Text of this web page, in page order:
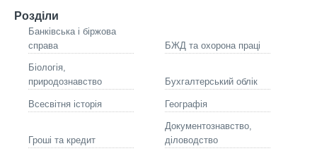
Розділи
Банківська і біржова
справа
БЖД та охорона праці
Біологія,
природознавство
Бухгалтерський облік
Всесвітня історія Географія
Гроші та кредит
Документознавство,
діловодство